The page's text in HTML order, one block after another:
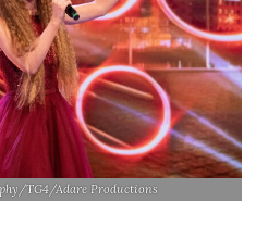
TG4/Adare Productions